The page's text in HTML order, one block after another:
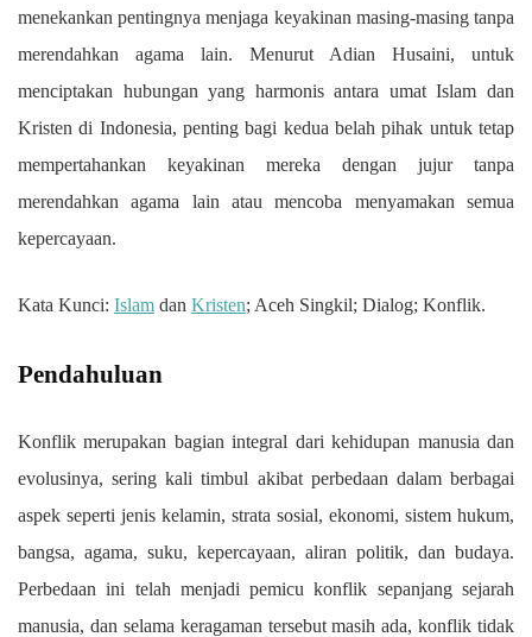
menekankan pentingnya menjaga keyakinan masing-masing tanpa
merendahkan agama lain. Menurut Adian Husaini, untuk
menciptakan hubungan yang harmonis antara umat Islam dan
Kristen di Indonesia, penting bagi kedua belah pihak untuk tetap
mempertahankan keyakinan mereka dengan jujur tanpa
merendahkan agama lain atau mencoba menyamakan semua
kepercayaan.
Kata Kunci: Islam dan Kristen; Aceh Singkil; Dialog; Konflik.
Pendahuluan
Konflik merupakan bagian integral dari kehidupan manusia dan
evolusinya, sering kali timbul akibat perbedaan dalam berbagai
aspek seperti jenis kelamin, strata sosial, ekonomi, sistem hukum,
bangsa, agama, suku, kepercayaan, aliran politik, dan budaya.
Perbedaan ini telah menjadi pemicu konflik sepanjang sejarah
manusia, dan selama keragaman tersebut masih ada, konflik tidak